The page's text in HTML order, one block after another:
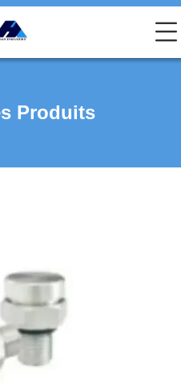
Produits